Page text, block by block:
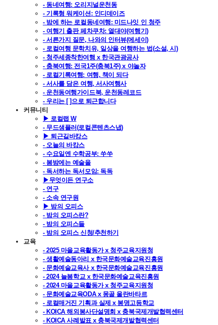
- 동네여행: 오리지널운천동
- 기록형 워케이션: 인디데이즈
- 밤에 하는 로컬동네여행: 미드나잇 인 청주
- 여행기 출판 페차쿠차: 열대야(여행기)
- 서른가지 질문, 나와의 인터뷰(에세이)
- 로컬여행 문학치유, 일상을 여행하는 법(소설, 시)
- 청주세종착한여행 x 한국관광공사
- 충북여행: 전국1주(충북1주) x 야놀자
- 로컬기록여행: 여행, 책이 되다
- 서사를 담은 여행, 서사여행사
- 운천동여행가이드북, 운천동레코드
- 우리는 [ ]으로 퇴근합니다
커뮤니티
▶ 로컬랩 W
- 무드샘플러(로컬콘텐츠스냅)
▶ 퇴근길바캉스
- 오늘의 바캉스
- 수요일엔 수학공부: 쑤쑤
- 봄밤에는 예술을
- 독서하는 독서모임: 독독
▶무엇이든 연구소
- 연구
- 소속 연구원
▶ 밤의 오피스
- 밤의 오피스란?
- 밤의 오피스들
- 밤의 오피스 신청/추천하기
교육
- 2025 마을교육활동가 x 청주교육지원청
- 생활예술동아리 x 한국문화예술교육진흥원
- 문화예술교육사 x 한국문화예술교육진흥원
- 2024 늘봄학교 x 한국문화예술교육진흥원
- 2024 마을교육활동가 x 청주교육지원청
- 문화예술교육ODA x 몽골 울란바타르
- 로컬매거진 기획과 실제 x 봉명고등학교
- KOICA 해외봉사단설명회 x 충북국제개발협력센터
- KOICA 사례발표 x 충북국제개발협력센터